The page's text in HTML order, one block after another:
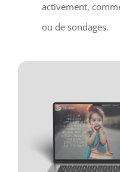
activement,
ou de sondages.